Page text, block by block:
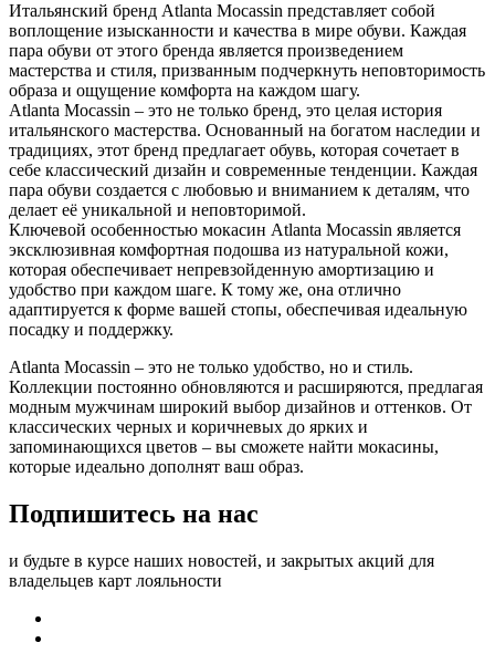
Итальянский бренд Atlanta Mocassin представляет собой
воплощение изысканности и качества в мире обуви. Каждая
пара обуви от этого бренда является произведением
мастерства и стиля, призванным подчеркнуть неповторимость
образа и ощущение комфорта на каждом шагу.
Atlanta Mocassin – это не только бренд, это целая история
итальянского мастерства. Основанный на богатом наследии и
традициях, этот бренд предлагает обувь, которая сочетает в
себе классический дизайн и современные тенденции. Каждая
пара обуви создается с любовью и вниманием к деталям, что
делает её уникальной и неповторимой.
Ключевой особенностью мокасин Atlanta Mocassin является
эксклюзивная комфортная подошва из натуральной кожи,
которая обеспечивает непревзойденную амортизацию и
удобство при каждом шаге. К тому же, она отлично
адаптируется к форме вашей стопы, обеспечивая идеальную
посадку и поддержку.
Atlanta Mocassin – это не только удобство, но и стиль.
Коллекции постоянно обновляются и расширяются, предлагая
модным мужчинам широкий выбор дизайнов и оттенков. От
классических черных и коричневых до ярких и
запоминающихся цветов – вы сможете найти мокасины,
которые идеально дополнят ваш образ.
Подпишитесь на нас
и будьте в курсе наших новостей, и закрытых акций для
владельцев карт лояльности